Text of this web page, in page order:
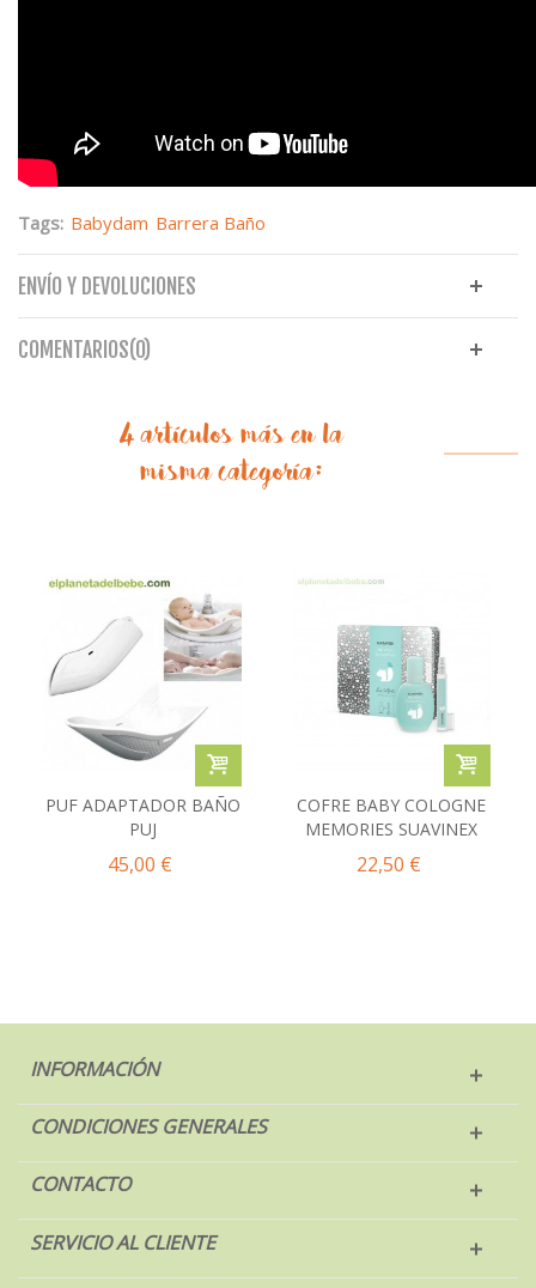
Tags: Babydam Barrera Baño
ENVÍO Y DEVOLUCIONES
COMENTARIOS(0)
4 artículos más en la
misma categoría:
PUF ADAPTADOR BAÑO
PUJ
45,00 €
COFRE BABY COLOGNE
MEMORIES SUAVINEX
22,50 €
INFORMACIÓN
CONDICIONES GENERALES
CONTACTO
SERVICIO AL CLIENTE